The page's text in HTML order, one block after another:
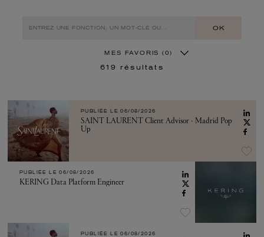
OK
MES FAVORIS (0)
619 résultats
PUBLIÉE LE 06/08/2026
SAINT LAURENT Client Advisor - Madrid Pop
Up
PUBLIÉE LE 06/08/2026
KERING Data Platform Engineer
PUBLIÉE LE 06/08/2026